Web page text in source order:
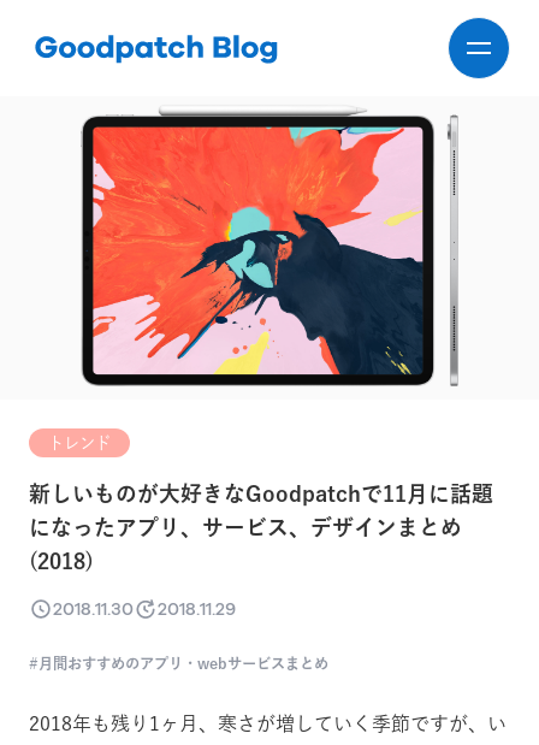
トレンド
新しいものが大好きなGoodpatchで11月に話題
になったアプリ、サービス、デザインまとめ
(2018)
2018.11.30 2018.11.29
月間おすすめのアプリ・webサービスまとめ
2018年も残り1ヶ月、寒さが増していく季節ですが、い